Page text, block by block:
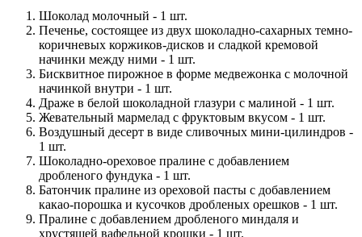
Шоколад молочный - 1 шт.
Печенье, состоящее из двух шоколадно-сахарных темно-
коричневых коржиков-дисков и сладкой кремовой
начинки между ними - 1 шт.
Бисквитное пирожное в форме медвежонка с молочной
начинкой внутри - 1 шт.
Драже в белой шоколадной глазури с малиной - 1 шт.
Жевательный мармелад с фруктовым вкусом - 1 шт.
Воздушный десерт в виде сливочных мини-цилиндров -
1 шт.
Шоколадно-ореховое пралине с добавлением
дробленого фундука - 1 шт.
Батончик пралине из ореховой пасты с добавлением
какао-порошка и кусочков дробленых орешков - 1 шт.
Пралине с добавлением дробленого миндаля и
хрустящей вафельной крошки - 1 шт.